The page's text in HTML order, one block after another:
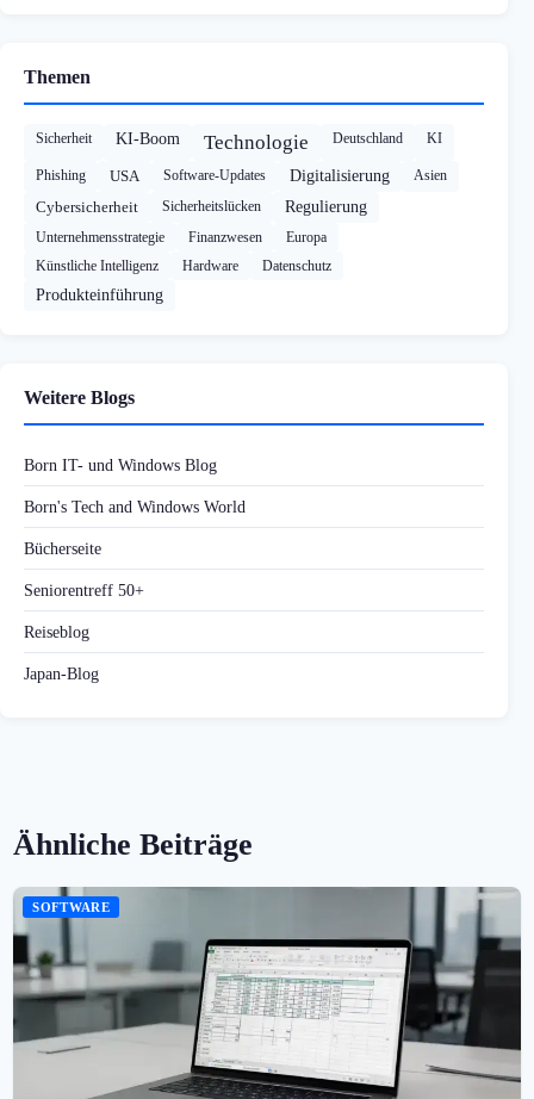
Themen
Sicherheit KI-Boom Technologie Deutschland KI
Phishing USA Software-Updates Digitalisierung Asien
Cybersicherheit Sicherheitslücken Regulierung
Unternehmensstrategie Finanzwesen
Europa
Künstliche Intelligenz
Hardware Datenschutz
Produkteinführung
Weitere Blogs
Born IT- und Windows Blog
Born's Tech and Windows World
Bücherseite
Seniorentreff 50+
Reiseblog
Japan-Blog
Ähnliche Beiträge
SOFTWARE